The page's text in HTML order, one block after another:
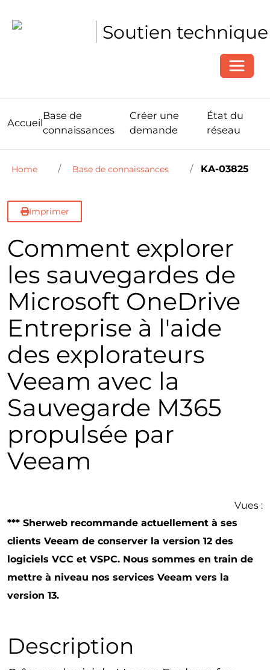
Soutien technique
Accueil
Base de
connaissances
Créer une
demande
État du
réseau
Home Base de connaissances KA-03825
Imprimer
Comment explorer
les sauvegardes de
Microsoft OneDrive
Entreprise à l'aide
des explorateurs
Veeam avec la
Sauvegarde M365
propulsée par
Veeam
Vues :
*** Sherweb recommande actuellement à ses
clients Veeam de conserver la version 12 des
logiciels VCC et VSPC. Nous sommes en train de
mettre à niveau nos services Veeam vers la
version 13.
Description